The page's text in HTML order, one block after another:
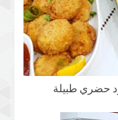
حضري طبيلة